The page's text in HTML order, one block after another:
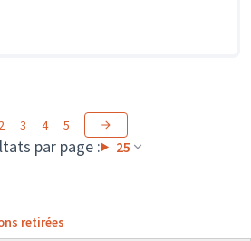
par page : 25
2 3 4 5
retirées